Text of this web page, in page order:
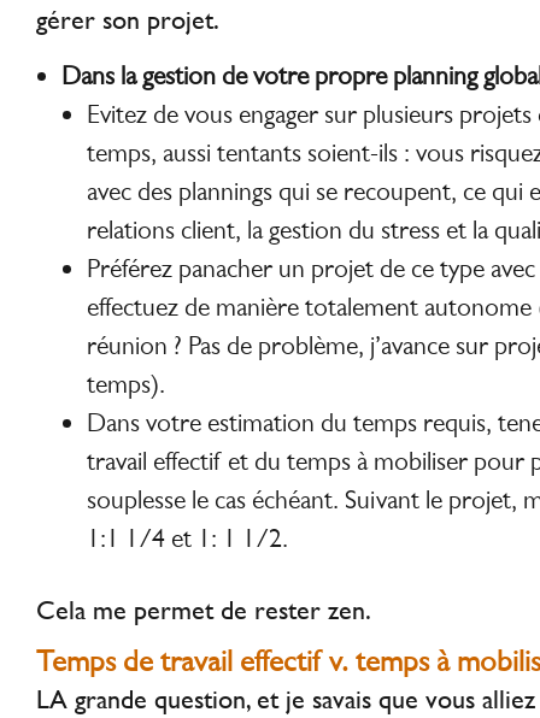
gérer son projet.
Dans la gestion de votre propre planning
Evitez de vous engager sur plusieurs
temps, aussi tentants soient-ils : vous
avec des plannings qui se recoupent, ce qui
relations client, la gestion du stress et la
Préférez panacher un projet de ce type
effectuez de manière totalement autonome
réunion ? Pas de problème, j’avance sur
temps).
Dans votre estimation du temps requis,
travail effectif et du temps à mobiliser pour
souplesse le cas échéant. Suivant le projet,
1:1 1/4 et 1: 1 1/2.
Cela me permet de rester zen.
Temps de travail effectif v. temps à
LA grande question, et je savais que vous alliez